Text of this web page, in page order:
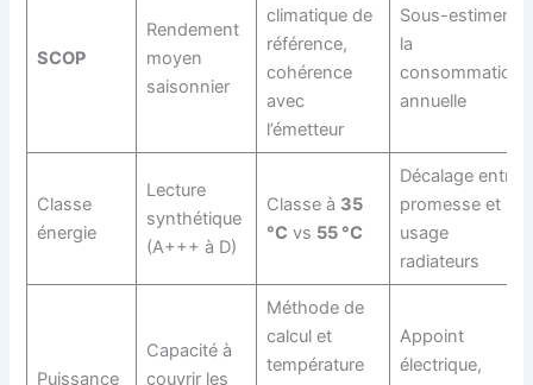
SCOP
Rendement
moyen
saisonnier
climatique de
référence,
cohérence
avec
l’émetteur
Sous-estimer
la
consommation
annuelle
Classe
énergie
Lecture
synthétique
(A+++ à D)
Classe à 35
°C vs 55 °C
Décalage entre
promesse et
usage
radiateurs
Puissance
Capacité à
couvrir les
Méthode de
calcul et
température
Appoint
électrique,